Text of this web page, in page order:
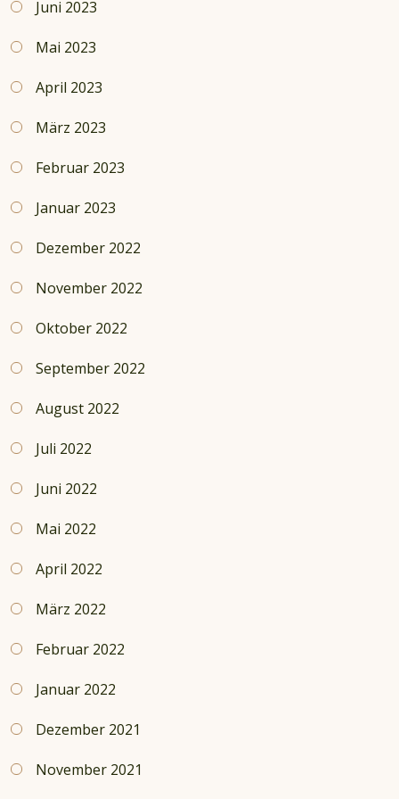
Juni 2023
Mai 2023
April 2023
März 2023
Februar 2023
Januar 2023
Dezember 2022
November 2022
Oktober 2022
September 2022
August 2022
Juli 2022
Juni 2022
Mai 2022
April 2022
März 2022
Februar 2022
Januar 2022
Dezember 2021
November 2021